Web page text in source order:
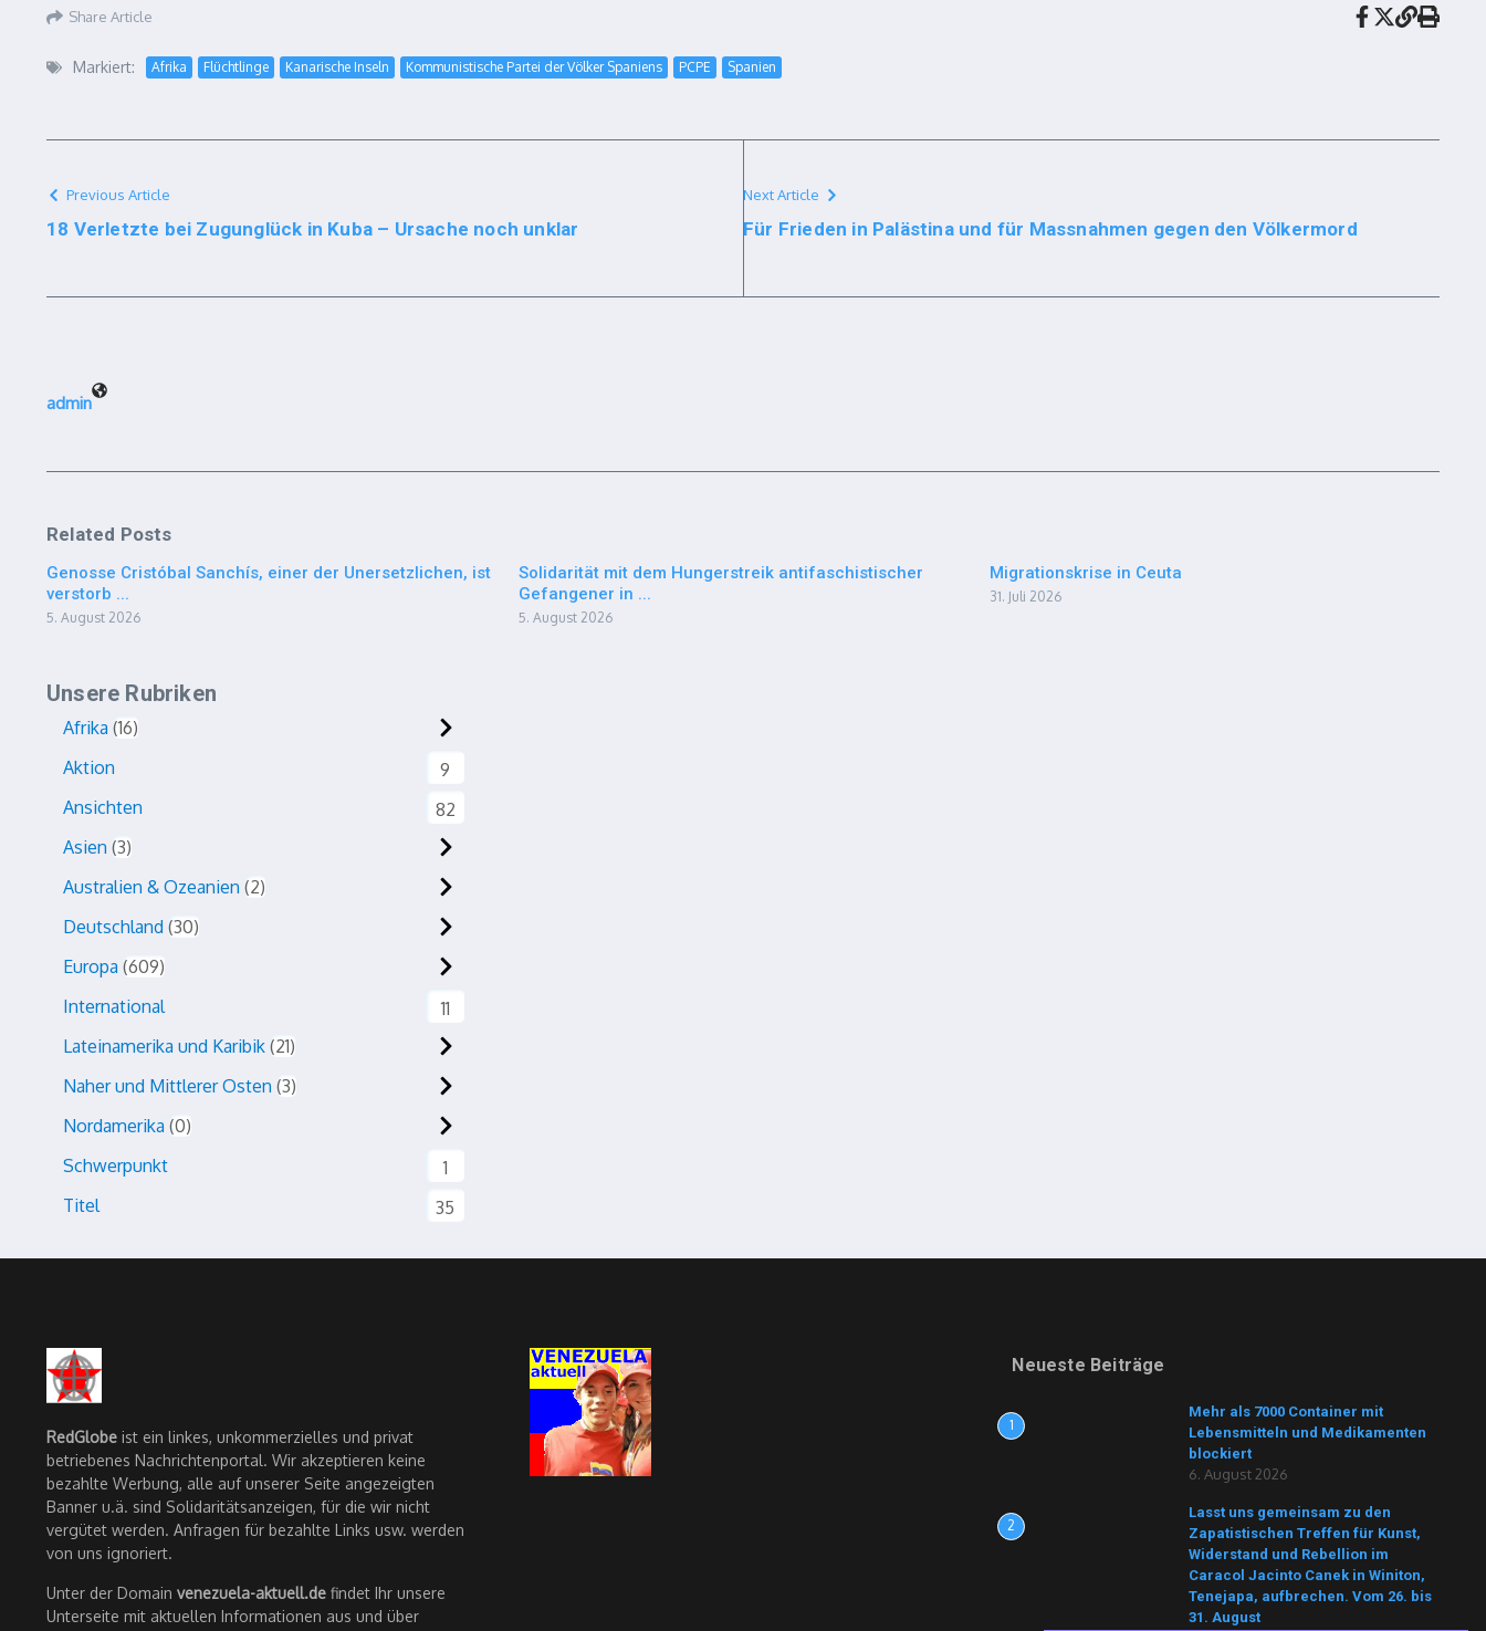
Share Article
Markiert: Afrika Flüchtlinge Kanarische Inseln Kommunistische Partei der Völker Spaniens PCPE Spanien
Previous Article
18 Verletzte bei Zugunglück in Kuba – Ursache noch unklar
Next Article
Für Frieden in Palästina und für Massnahmen gegen den Völkermord
admin
Related Posts
Genosse Cristóbal Sanchís, einer der Unersetzlichen, ist
verstorb ...
5. August 2026
Solidarität mit dem Hungerstreik antifaschistischer
Gefangener in ...
5. August 2026
Migrationskrise in Ceuta
31. Juli 2026
Unsere Rubriken
Afrika 16
Aktion
9
Ansichten
82
Asien 3
Australien & Ozeanien 2
Deutschland 30
Europa 609
International
11
Lateinamerika und Karibik 21
Naher und Mittlerer Osten 3
Nordamerika 0
Schwerpunkt
1
Titel
35
RedGlobe ist ein linkes, unkommerzielles und privat
betriebenes Nachrichtenportal. Wir akzeptieren keine
bezahlte Werbung, alle auf unserer Seite angezeigten
Banner u.ä. sind Solidaritätsanzeigen, für die wir nicht
vergütet werden. Anfragen für bezahlte Links usw. werden
von uns ignoriert.
Unter der Domain venezuela-aktuell.de findet Ihr unsere
Unterseite mit aktuellen Informationen aus und über
Neueste Beiträge
1
Mehr als 7000 Container mit
Lebensmitteln und Medikamenten
blockiert
6. August 2026
2
Lasst uns gemeinsam zu den
Zapatistischen Treffen für Kunst,
Widerstand und Rebellion im
Caracol Jacinto Canek in Winiton,
Tenejapa, aufbrechen. Vom 26. bis
31. August